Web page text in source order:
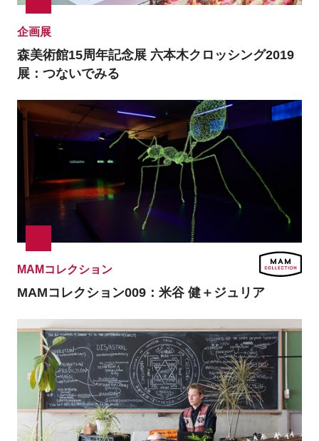
企画展
森美術館15周年記念展 六本木クロッシング2019
展：つないでみる
MAMコレクション
MAMコレクション009： 米谷 健＋ジュリア